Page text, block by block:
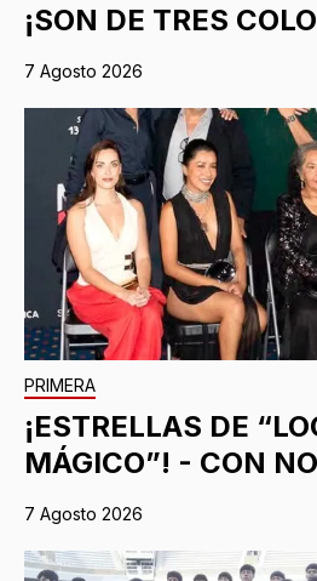
¡SON DE TRES
7 Agosto 2026
PRIMERA
¡ESTRELLAS DE
MÁGICO”! - CON
7 Agosto 2026